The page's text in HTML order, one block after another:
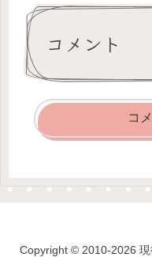
コメント
コ
Copyright © 2010-2026